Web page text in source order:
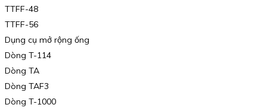
TTFF-48
TTFF-56
Dụng cụ mở rộng ống
Dòng T-114
Dòng TA
Dòng TAF3
Dòng T-1000